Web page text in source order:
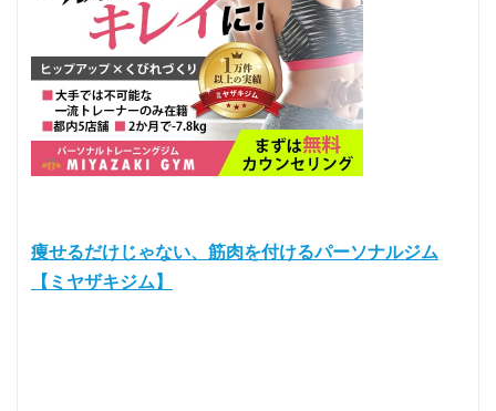
痩せるだけじゃない、筋肉を付けるパーソナルジム
【ミヤザキジム】